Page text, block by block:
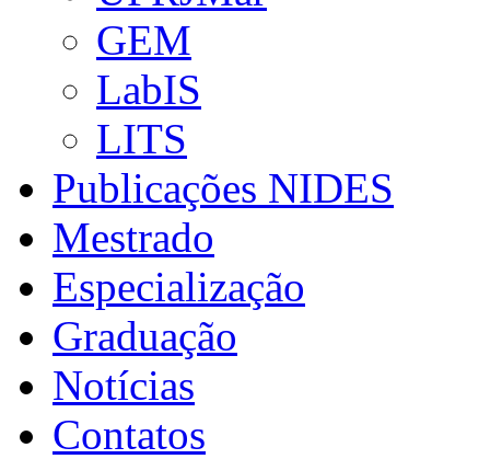
GEM
LabIS
LITS
Publicações NIDES
Mestrado
Especialização
Graduação
Notícias
Contatos